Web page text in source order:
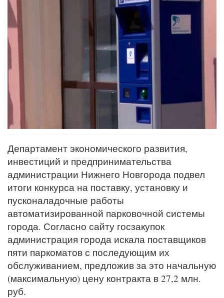
Департамент экономического развития,
инвестиций и предпринимательства
администрации Нижнего Новгорода подвел
итоги конкурса на поставку, установку и
пусконаладочные работы
автоматизированной парковочной системы
города. Согласно сайту госзакупок
администрация города искала поставщиков
пяти паркоматов с последующим их
обслуживанием, предложив за это начальную
(максимальную) цену контракта в 27,2 млн.
руб.